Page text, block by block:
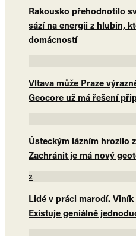
Rakousko přehodnotilo
sází na energii z hlubin,
domácností
Vltava může Praze
Geocore už má řešení
Ústeckým lázním hrozilo
Zachránit je má nový
2
Lidé v práci marodí.
Existuje geniálně